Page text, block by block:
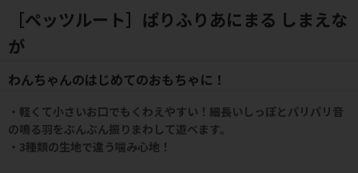
［ペッツルート］ぱりふりあにまる しまえな
が
わんちゃんのはじめてのおもちゃに！
・軽くて小さいお口でもくわえやすい！細長いしっぽとパリパリ音
の鳴る羽をぶんぶん振りまわして遊べます。
・3種類の生地で違う噛み心地！